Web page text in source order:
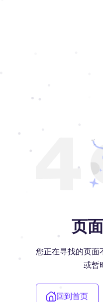
页
您正在寻找的页面
或暂
回到首页